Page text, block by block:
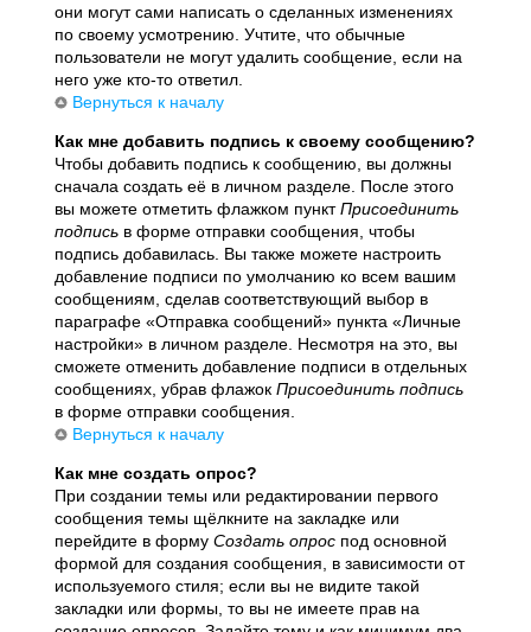
они могут сами написать о сделанных изменениях
по своему усмотрению. Учтите, что обычные
пользователи не могут удалить сообщение, если на
него уже кто-то ответил.
Вернуться к началу
Как мне добавить подпись к своему сообщению?
Чтобы добавить подпись к сообщению, вы должны
сначала создать её в личном разделе. После этого
вы можете отметить флажком пунктПрисоединить
подпись в форме отправки сообщения, чтобы
подпись добавилась. Вы также можете настроить
добавление подписи по умолчанию ко всем вашим
сообщениям, сделав соответствующий выбор в
параграфе «Отправка сообщений» пункта «Личные
настройки» в личном разделе. Несмотря на это, вы
сможете отменить добавление подписи в отдельных
сообщениях, убрав флажокПрисоединить подпись
в форме отправки сообщения.
Вернуться к началу
Как мне создать опрос?
При создании темы или редактировании первого
сообщения темы щёлкните на закладке или
перейдите в формуСоздать опрос под основной
формой для создания сообщения, в зависимости от
используемого стиля; если вы не видите такой
закладки или формы, то вы не имеете прав на